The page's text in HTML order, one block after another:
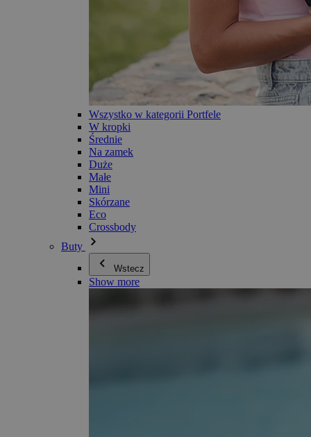
Wszystko w kategorii Portfele
W kropki
Średnie
Na zamek
Duże
Małe
Mini
Skórzane
Eco
Crossbody
Buty
Wstecz
Show more